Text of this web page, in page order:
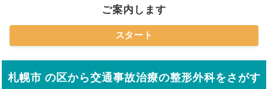
ご案内します
スタート
札幌市 の区から交通事故治療の整形外科をさがす